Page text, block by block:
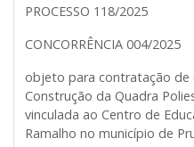
PROCESSO 118/2025
CONCORRÊNCIA 004/2025
objeto para contratação de
Construção da Quadra
vinculada ao Centro de
Ramalho ​​no município de